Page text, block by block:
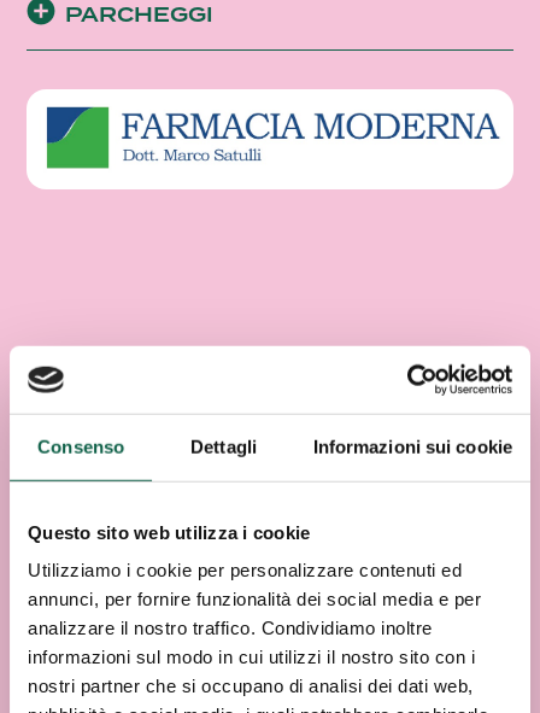
Consenso Dettagli Informazioni sui cookie
Questo sito web utilizza i cookie
Utilizziamo i cookie per personalizzare contenuti ed
annunci, per fornire funzionalità dei social media e per
analizzare il nostro traffico. Condividiamo inoltre
informazioni sul modo in cui utilizzi il nostro sito con i
nostri partner che si occupano di analisi dei dati web,
PARCHEGGI